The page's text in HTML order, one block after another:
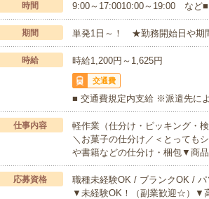
時間 9:00～17:0010:00～19:00 など■
期間 単発1日～！ ★勤務開始日や期
時給 時給1,200円～1,625円
交通費
■ 交通費規定内支給 ※派遣先に
仕事内容
軽作業（仕分け・ピッキング・検
＼お菓子の仕分け／＜とっても
や書籍などの仕分け・梱包▼商
応募資格
職種未経験OK / ブランクOK /
▼未経験OK！（副業歓迎☆）▼